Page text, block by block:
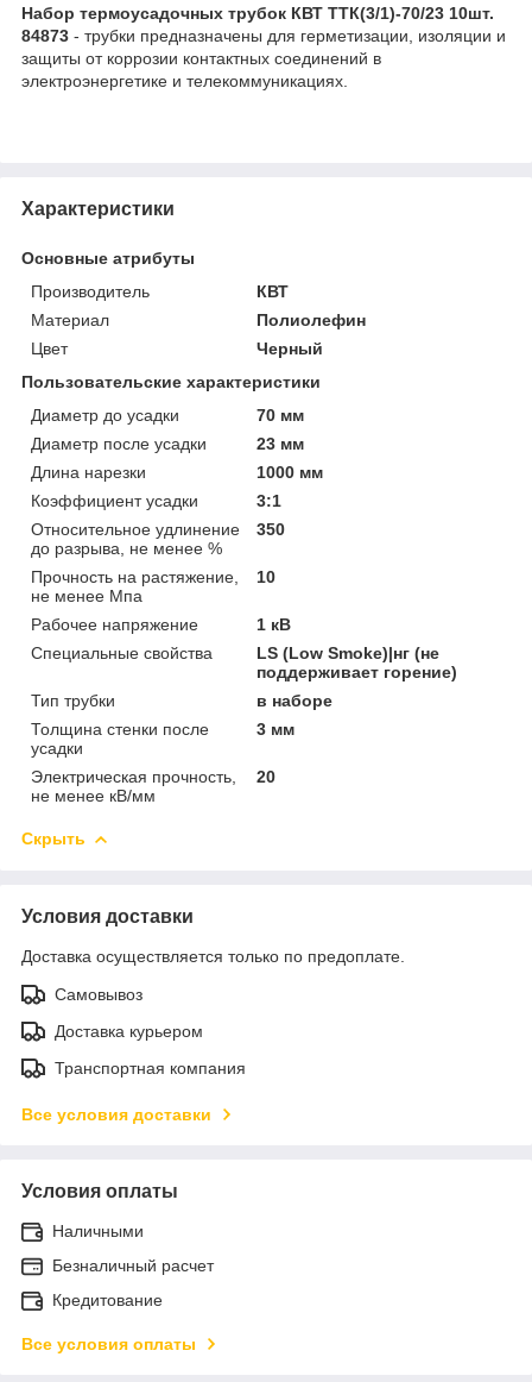
Набор термоусадочных трубок КВТ ТТК(3/1)-70/23 10шт.
84873 - трубки предназначены для герметизации, изоляции и
защиты от коррозии контактных соединений в
электроэнергетике и телекоммуникациях.
Характеристики
Основные атрибуты
Производитель
КВТ
Материал
Полиолефин
Цвет
Черный
Пользовательские характеристики
Диаметр до усадки
70 мм
Диаметр после усадки
23 мм
Длина нарезки
1000 мм
Коэффициент усадки
3:1
Относительное удлинение
до разрыва, не менее %
350
Прочность на растяжение,
не менее Мпа
10
Рабочее напряжение
1 кВ
Специальные свойства
LS (Low Smoke)|нг (не
поддерживает горение)
Тип трубки
в наборе
Толщина стенки после
усадки
3 мм
Электрическая прочность,
не менее кВ/мм
20
Скрыть
Условия доставки
Доставка осуществляется только по предоплате.
Самовывоз
Доставка курьером
Транспортная компания
Все условия доставки
Условия оплаты
Наличными
Безналичный расчет
Кредитование
Все условия оплаты